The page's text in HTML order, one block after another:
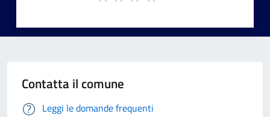
Contatta il comune
Leggi le domande frequenti